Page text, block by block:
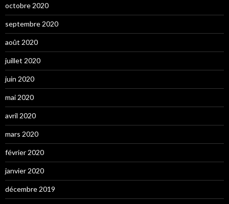
octobre 2020
septembre 2020
août 2020
juillet 2020
juin 2020
mai 2020
avril 2020
mars 2020
février 2020
janvier 2020
décembre 2019